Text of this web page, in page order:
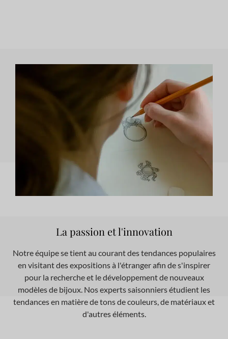
La passion et l'innovation
Notre équipe se tient au courant des tendances populaires
en visitant des expositions à l'étranger afin de s'inspirer
pour la recherche et le développement de nouveaux
modèles de bijoux. Nos experts saisonniers étudient les
tendances en matière de tons de couleurs, de matériaux et
d'autres éléments.